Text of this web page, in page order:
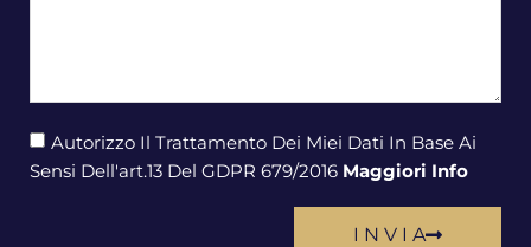
Autorizzo Il Trattamento Dei Miei Dati In Base Ai
Sensi Dell'art.13 Del GDPR 679/2016 Maggiori Info
I N V I A